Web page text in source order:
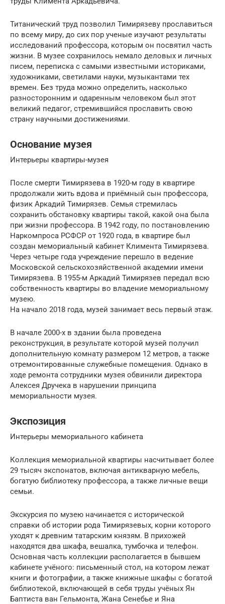
Титанический труд позволил Тимирязеву прославиться
по всему миру, до сих пор ученые изучают результаты
исследований профессора, которым он посвятил часть
жизни. В музее сохранилось немало деловых и личных
писем, переписка с самыми известными историками,
художниками, светилами науки, музыкантами тех
времен. Без труда можно определить, насколько
разносторонним и одаренным человеком был этот
великий педагог, стремившийся прославить свою
страну научными достижениями.
Основание музея
Интерьеры квартиры-музея
После смерти Тимирязева в 1920-м году в квартире
продолжали жить вдова и приёмный сын профессора,
физик Аркадий Тимирязев. Семья стремилась
сохранить обстановку квартиры такой, какой она была
при жизни профессора. В 1942 году, по постановлению
Наркомпроса РСФСР от 1920 года, в квартире был
создан мемориальный кабинет Климента Тимирязева.
Через четыре года учреждение перешло в ведение
Московской сельскохозяйственной академии имени
Тимирязева. В 1955-м Аркадий Тимирязев передал всю
собственность квартиры во владение мемориальному
музею.
На начало 2018 года, музей занимает весь первый этаж.
В начале 2000-х в здании была проведена
реконструкция, в результате которой музей получил
дополнительную комнату размером 12 метров, а также
отремонтированные служебные помещения. Однако в
ходе ремонта сотрудники музея обвинили директора
Алексея Дручека в нарушении принципа
мемориальности музея.
Экспозиция
Интерьеры мемориального кабинета
Коллекция мемориальной квартиры насчитывает более
29 тысяч экспонатов, включая антикварную мебель,
богатую библиотеку профессора, а также личные вещи
семьи.
Экскурсия по музею начинается с исторической
справки об истории рода Тимирязевых, корни которого
уходят к древним татарским князям. В прихожей
находятся два шкафа, вешалка, тумбочка и телефон.
Основная часть коллекции располагается в бывшем
кабинете учёного: письменный стол, на котором лежат
книги и фотографии, а также книжные шкафы с богатой
библиотекой, включающей в себя труды учёных Ян
Баптиста ван Гельмонта, Жана Сенебье и Яна